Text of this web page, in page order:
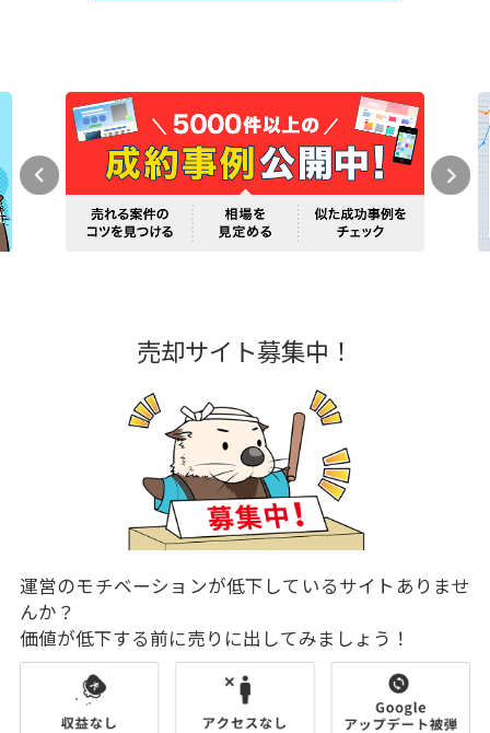
売却サイト募集中！
運営のモチベーションが低下しているサイトありませ
んか？
価値が低下する前に売りに出してみましょう！